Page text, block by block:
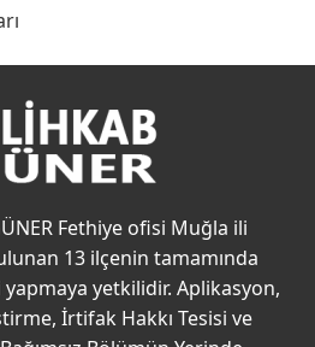
Fethiye ofisi Muğla ili
13 ilçenin tamamında
yetkilidir. Aplikasyon,
İrtifak Hakkı Tesisi ve